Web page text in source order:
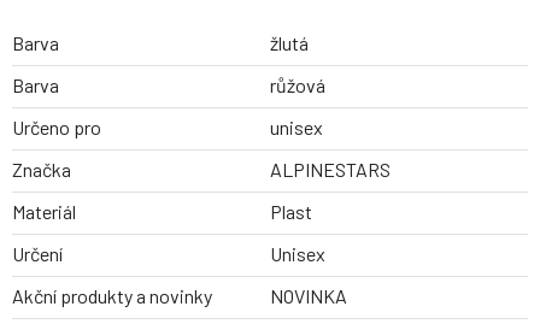
Barva
žlutá
Barva
růžová
Určeno pro
unisex
Značka
ALPINESTARS
Materiál
Plast
Určení
Unisex
Akční produkty a novinky
NOVINKA